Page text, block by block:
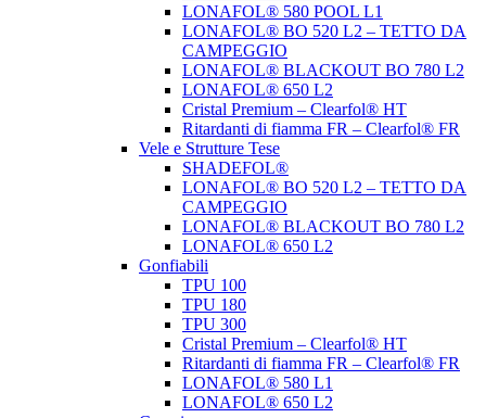
LONAFOL® 580 POOL L1
LONAFOL® BO 520 L2 – TETTO DA
CAMPEGGIO
LONAFOL® BLACKOUT BO 780 L2
LONAFOL® 650 L2
Cristal Premium – Clearfol® HT
Ritardanti di fiamma FR – Clearfol® FR
Vele e Strutture Tese
SHADEFOL®
LONAFOL® BO 520 L2 – TETTO DA
CAMPEGGIO
LONAFOL® BLACKOUT BO 780 L2
LONAFOL® 650 L2
Gonfiabili
TPU 100
TPU 180
TPU 300
Cristal Premium – Clearfol® HT
Ritardanti di fiamma FR – Clearfol® FR
LONAFOL® 580 L1
LONAFOL® 650 L2